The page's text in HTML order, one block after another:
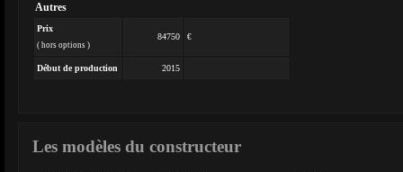
Autres
Prix
( hors options )
84750 €
Début de production 2015
Les modèles du constructeur